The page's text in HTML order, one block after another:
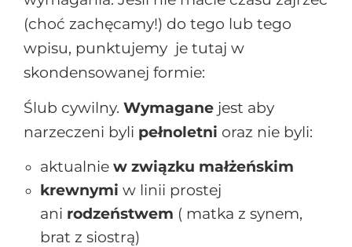
(choć zachęcamy!) do tego lub tego
wpisu, punktujemy je tutaj w
skondensowanej formie:
Ślub cywilny. Wymagane jest aby
narzeczeni byli pełnoletni oraz nie byli:
aktualnie w związku małżeńskim
krewnymi w linii prostej
ani rodzeństwem ( matka z synem,
brat z siostrą)